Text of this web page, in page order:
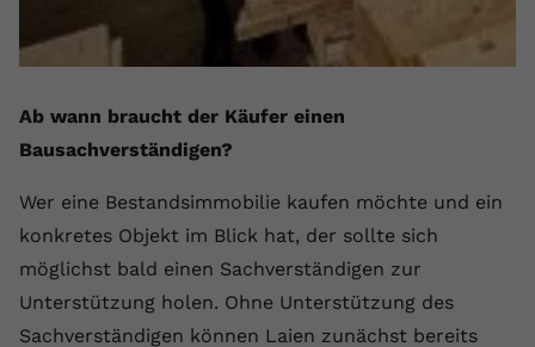
Ab wann braucht der Käufer einen
Bausachverständigen?
Wer eine Bestandsimmobilie kaufen möchte und ein
konkretes Objekt im Blick hat, der sollte sich
möglichst bald einen Sachverständigen zur
Unterstützung holen. Ohne Unterstützung des
Sachverständigen können Laien zunächst bereits